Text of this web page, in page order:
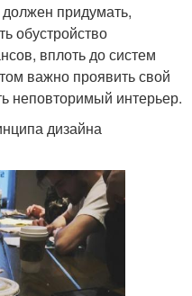
придумать,
обустройство
вплоть до систем
важно проявить свой
неповторимый интерьер.
дизайна